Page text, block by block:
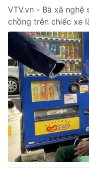
Hậu trường
Nhân vật
Khán giả
Giải sao mai
Điện ảnh
Âm nhạc
Sao
Đời sống
Du lịch
Làm đẹp
Chất lượng cuộc
Giáo dục
Tuyển sinh
Học trực tuyến
Công nghệ
Hitech Công nghệ
Sản phẩm
Thị trường
Tư vấn
Giao lưu trực tuyến
Lịch phát sóng
VTV.vn - Bà xã nghệ
chồng trên chiếc xe